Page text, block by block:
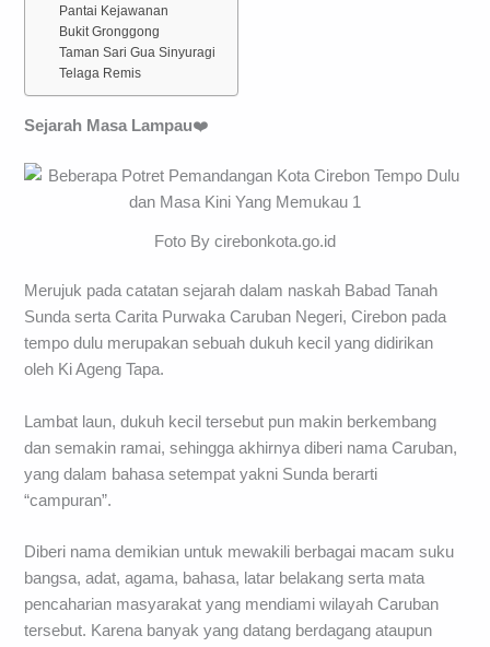
Pantai Kejawanan
Bukit Gronggong
Taman Sari Gua Sinyuragi
Telaga Remis
Sejarah Masa Lampau❤️
Foto By cirebonkota.go.id
Merujuk pada catatan sejarah dalam naskah Babad Tanah
Sunda serta Carita Purwaka Caruban Negeri, Cirebon pada
tempo dulu merupakan sebuah dukuh kecil yang didirikan
oleh Ki Ageng Tapa.
Lambat laun, dukuh kecil tersebut pun makin berkembang
dan semakin ramai, sehingga akhirnya diberi nama Caruban,
yang dalam bahasa setempat yakni Sunda berarti
“campuran”.
Diberi nama demikian untuk mewakili berbagai macam suku
bangsa, adat, agama, bahasa, latar belakang serta mata
pencaharian masyarakat yang mendiami wilayah Caruban
tersebut. Karena banyak yang datang berdagang ataupun